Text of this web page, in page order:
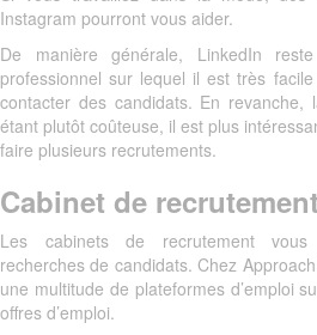
Instagram pourront vous aider.
De manière générale, LinkedIn
professionnel sur lequel il est très
contacter des candidats. En revanche,
étant plutôt coûteuse, il est plus
faire plusieurs recrutements.
Cabinet de recrutement
Les cabinets de recrutement
recherches de candidats. Chez
une multitude de plateformes d’emploi
offres d’emploi.